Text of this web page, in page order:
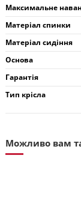
Максимальне
Матеріал спинки
Матеріал сидіння
Основа
Гарантія
Тип крісла
Можливо вам